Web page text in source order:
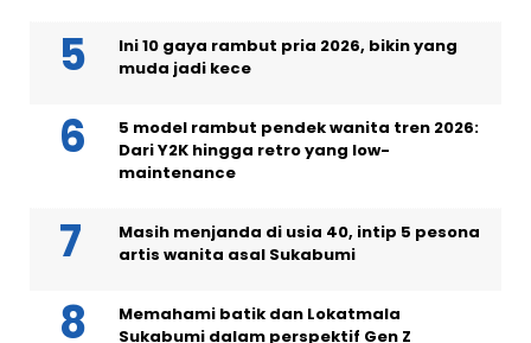
Ini 10 gaya rambut pria 2026, bikin yang
muda jadi kece
5 model rambut pendek wanita tren 2026:
Dari Y2K hingga retro yang low-
maintenance
Masih menjanda di usia 40, intip 5 pesona
artis wanita asal Sukabumi
Memahami batik dan Lokatmala
Sukabumi dalam perspektif Gen Z